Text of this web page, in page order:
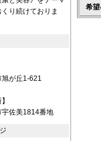
希
り続けておりま
市旭が丘1-621
佐美1814番地